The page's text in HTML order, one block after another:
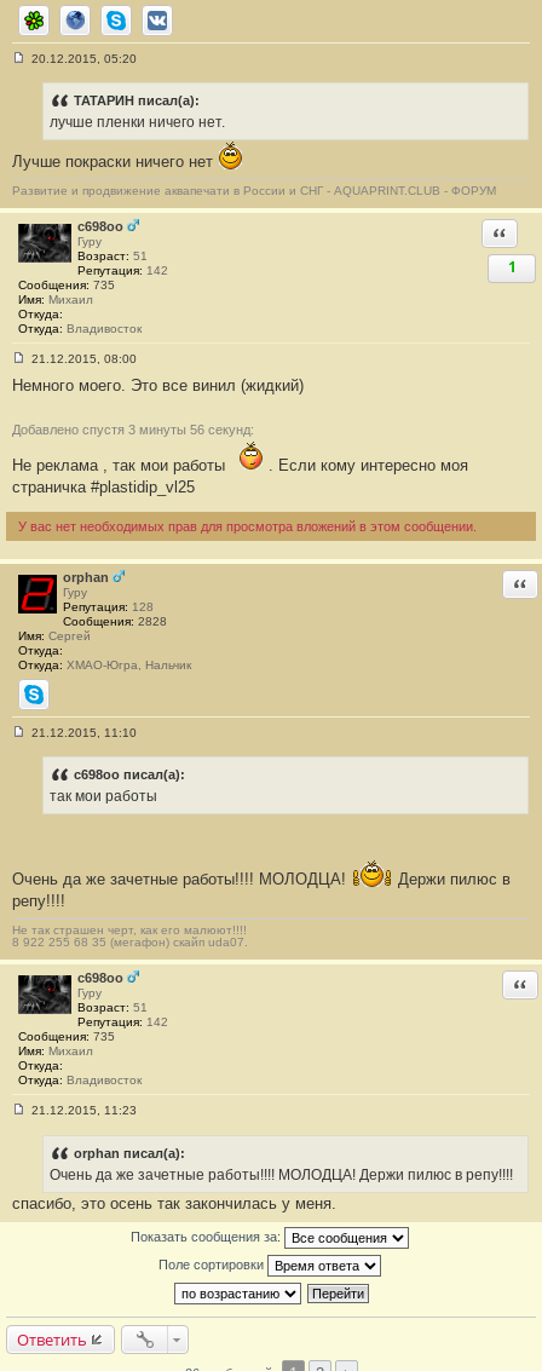
ICQ СайтSkypeВКонтакте
н
и
1
7
20.12.2015, 05:20
ТАТАРИН писал(а):
лучше пленки ничего нет.
Лучше покраски ничего нет
Развитие и продвижение аквапечати в России и СНГ - AQUAPRINT.CLUB - ФОРУМ
c698oo
Гуру
Возраст: 51
Репутация: 142
Сообщения: 735
Имя: Михаил
Откуда:
Откуда: Владивосток
1
о
щ
и
е
#
1
8
21.12.2015, 08:00
Немного моего. Это все винил (жидкий)
Добавлено спустя 3 минуты 56 секунд:
Не реклама , так мои работы
. Если кому интересно моя
страничка #plastidip_vl25
У вас нет необходимых прав для просмотра вложений в этом сообщении.
orphan
Гуру
Репутация: 128
Сообщения: 2828
Имя: Сергей
Откуда:
Откуда: ХМАО-Югра, Нальчик
Skype
#
1
9
21.12.2015, 11:10
c698oo писал(а):
так мои работы
Очень да же зачетные работы!!!! МОЛОДЦА!
Держи пилюс в
репу!!!!
Не так страшен черт, как его малюют!!!!
8 922 255 68 35 (мегафон) скайп uda07.
c698oo
Гуру
Возраст: 51
Репутация: 142
Сообщения: 735
Имя: Михаил
Откуда:
Откуда: Владивосток
н
и
21.12.2015, 11:23
orphan писал(а):
Очень да же зачетные работы!!!! МОЛОДЦА! Держи пилюс в репу!!!!
спасибо, это осень так закончилась у меня.
Показать сообщения за:
Поле сортировки
Ответить